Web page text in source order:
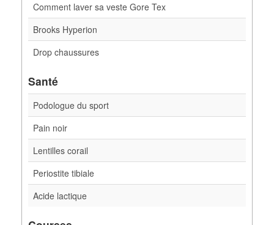
Comment laver sa veste Gore Tex
Brooks Hyperion
Drop chaussures
Santé
Podologue du sport
Pain noir
Lentilles corail
Periostite tibiale
Acide lactique